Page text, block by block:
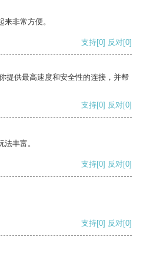
非常方便。
支持[0] 反对[0]
提供最高速度和安全性的连接，并帮
支持[0] 反对[0]
丰富。
支持[0] 反对[0]
支持[0] 反对[0]